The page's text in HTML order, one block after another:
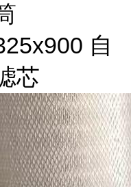
自
芯